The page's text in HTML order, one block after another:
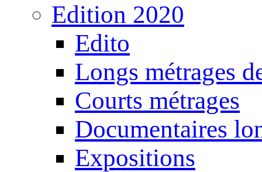
Edition 2020
Edito
Longs métrages
Courts métrages
Documentaires
Expositions